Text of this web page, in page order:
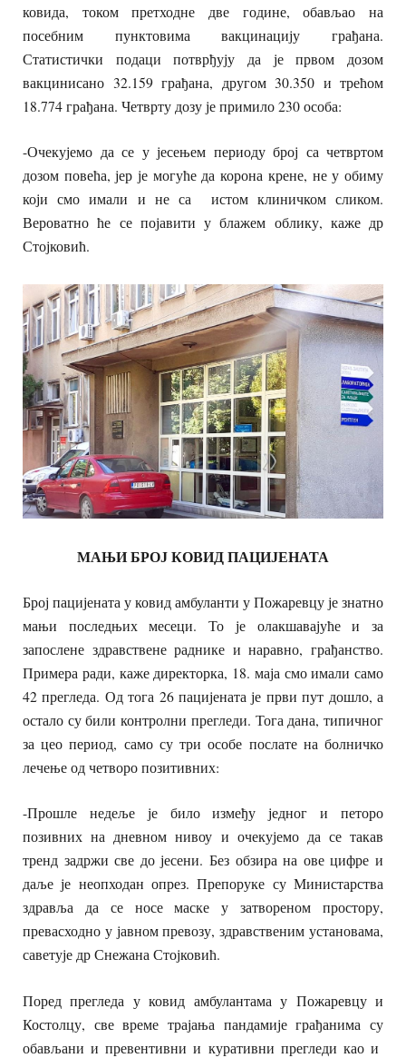
ковида, током претходне две године, обављао на
посебним пунктовима вакцинацију грађана.
Статистички подаци потврђују да је првом дозом
вакцинисано 32.159 грађана, другом 30.350 и трећом
18.774грађана. Четврту дозу је примило 230 особа:
-Очекујемо да се у јесењем периоду број са четвртом
дозом повећа, јер је могуће да корона крене, не у обиму
који смо имали и не са истом клиничком сликом.
Вероватно ће се појавити у блажем облику, каже др
Стојковић.
МАЊИ БРОЈ КОВИД ПАЦИЈЕНАТА
Број пацијената у ковид амбуланти у Пожаревцу је знатно
мањи последњих месеци. То је олакшавајуће и за
запослене здравствене раднике и наравно, грађанство.
Примера ради, каже директорка, 18. маја смо имали само
42 прегледа. Од тога 26 пацијената је први пут дошло, а
остало су били контролни прегледи. Тога дана, типичног
за цео период, само су три особе послате на болничко
лечење од четворо позитивних:
-Прошле недеље је било између једног и петоро
позивних на дневном нивоу и очекујемо да се такав
тренд задржи све до јесени. Без обзира на ове цифре и
даље је неопходан опрез. Препоруке су Министарства
здравља да се носе маске у затвореном простору,
превасходно у јавном превозу, здравственим установама,
саветује др Снежана Стојковић.
Поред прегледа у ковид амбулантама у Пожаревцу и
Костолцу, све време трајања пандамије грађанима су
обављани и превентивни и куративни прегледи као и